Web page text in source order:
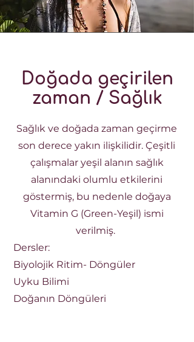
Doğada geçirilen
zaman / Sağlık
Sağlık ve doğada zaman geçirme
son derece yakın ilişkilidir. Çeşitli
çalışmalar yeşil alanın sağlık
alanındaki olumlu etkilerini
göstermiş, bu nedenle doğaya
Vitamin G (Green-Yeşil) ismi
verilmiş.
Dersler:
Biyolojik Ritim- Döngüler
Uyku Bilimi
Doğanın Döngüleri